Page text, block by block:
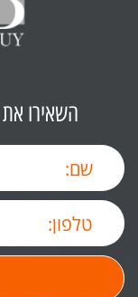
השאירו